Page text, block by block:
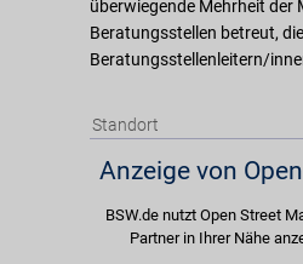
überwiegende Mehrheit der
Beratungsstellen betreut,
Beratungsstellenleitern/
Standort
Anzeige von
BSW.de nutzt Open Street
Partner in Ihrer Nähe